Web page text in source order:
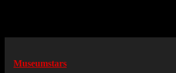
Museumstars